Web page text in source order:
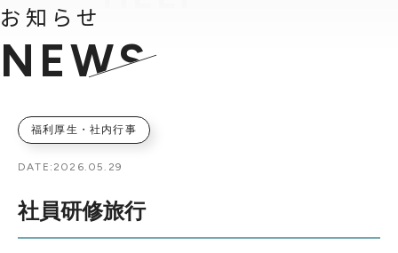
お知らせ
NEWS
福利厚生・社内行事
DATE: 2026.05.29
社員研修旅行